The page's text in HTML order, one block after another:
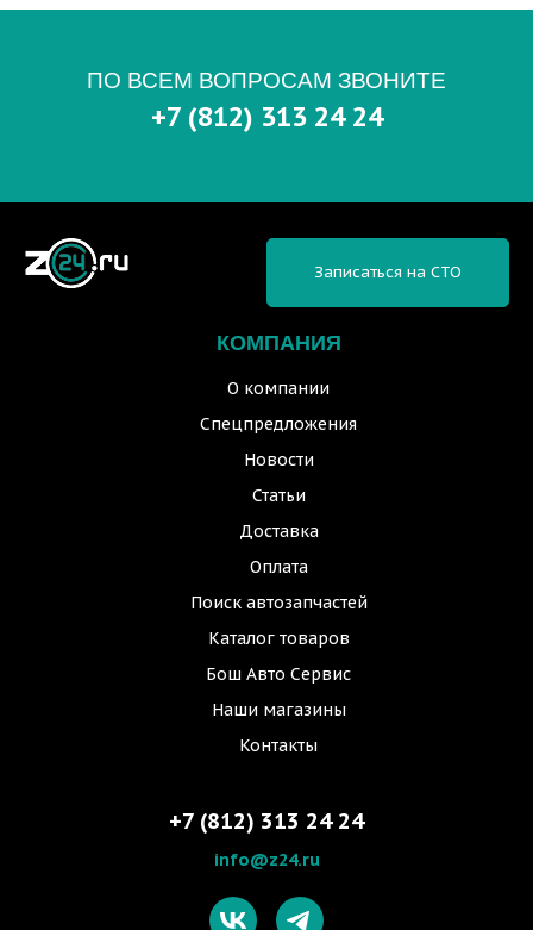
ПО ВСЕМ ВОПРОСАМ ЗВОНИТЕ
+7 (812) 313 24 24
КОМПАНИЯ
О компании
Спецпредложения
Новости
Статьи
Доставка
Оплата
Поиск автозапчастей
Каталог товаров
Бош Авто Сервис
Наши магазины
Контакты
Записаться на СТО
+7 (812) 313 24 24
info@z24.ru